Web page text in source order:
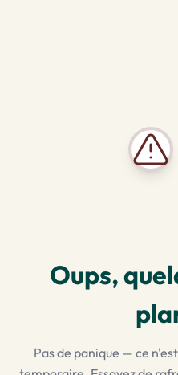
Oups,
Pas de panique — ce